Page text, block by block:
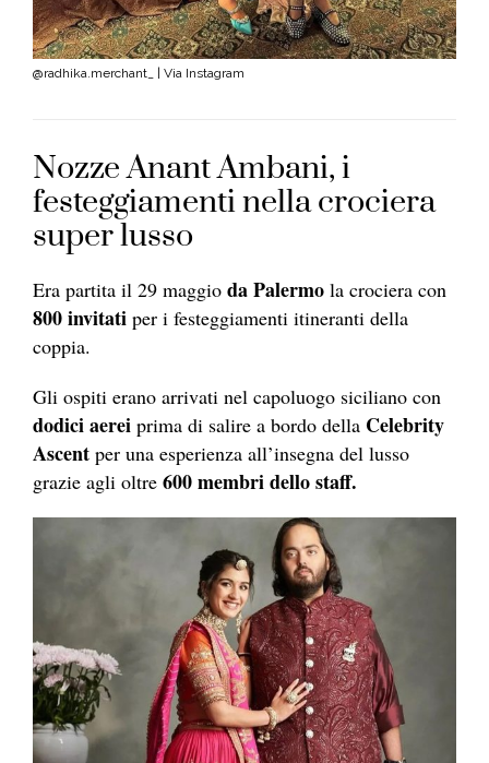
@radhika.merchant_ | Via Instagram
Nozze Anant Ambani, i
festeggiamenti nella crociera
super lusso
Era partita il 29 maggio da Palermo la crociera con
800 invitati per i festeggiamenti itineranti della
coppia.
Gli ospiti erano arrivati nel capoluogo siciliano con
dodici aerei prima di salire a bordo della Celebrity
Ascent per una esperienza all’insegna del lusso
grazie agli oltre 600 membri dello staff.